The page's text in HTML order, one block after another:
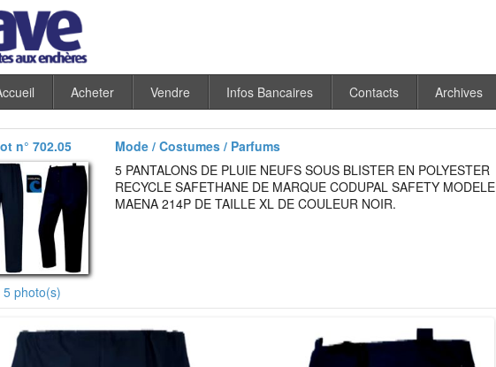
Acheter Vendre Infos Bancaires Contacts Archives
n° 702.05 Mode / Costumes / Parfums
5 photo(s)
5 PANTALONS DE PLUIE NEUFS SOUS BLISTER EN POLYESTER
RECYCLE SAFETHANE DE MARQUE CODUPAL SAFETY MODELE
MAENA 214P DE TAILLE XL DE COULEUR NOIR.